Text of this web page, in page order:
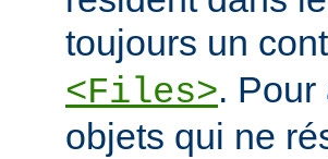
toujours un
<Files>.
objets qui ne